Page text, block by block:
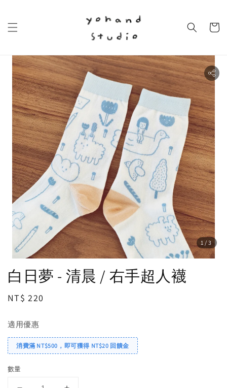
1 /3
白日夢 - 清晨 / 右手超人襪
Regular
NT$ 220
適用優惠
消費滿 NT$500，即可獲得 NT$20 回饋金
數量